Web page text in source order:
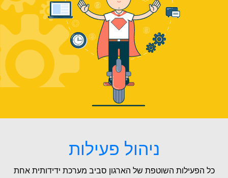
ניהול פעילות
כל הפעילות השוטפת של הארגון סביב מערכת ידידותית אחת